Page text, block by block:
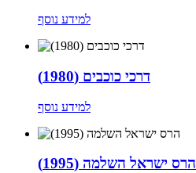
למידע נוסף
דרכי כוכבים (1980)
למידע נוסף
הרס ישראל השלמה (1995)